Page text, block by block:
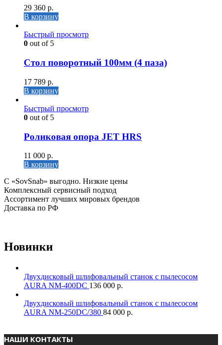
29 360 р.
В корзину
Быстрый просмотр
0 out of 5
Cтол поворотный 100мм (4 паза)
17 789 р.
В корзину
Быстрый просмотр
0 out of 5
Роликовая опора JET HRS
11 000 р.
В корзину
C «SovSnab» выгодно. Низкие цены
Комплексный сервисный подход
Ассортимент лучших мировых брендов
Доставка по РФ
Новинки
Двухдисковый шлифовальный станок с пылесосом
AURA NM-400DC 136 000 р.
Двухдисковый шлифовальный станок с пылесосом
AURA NM-250DC/380 84 000 р.
НАШИ КОНТАКТЫ